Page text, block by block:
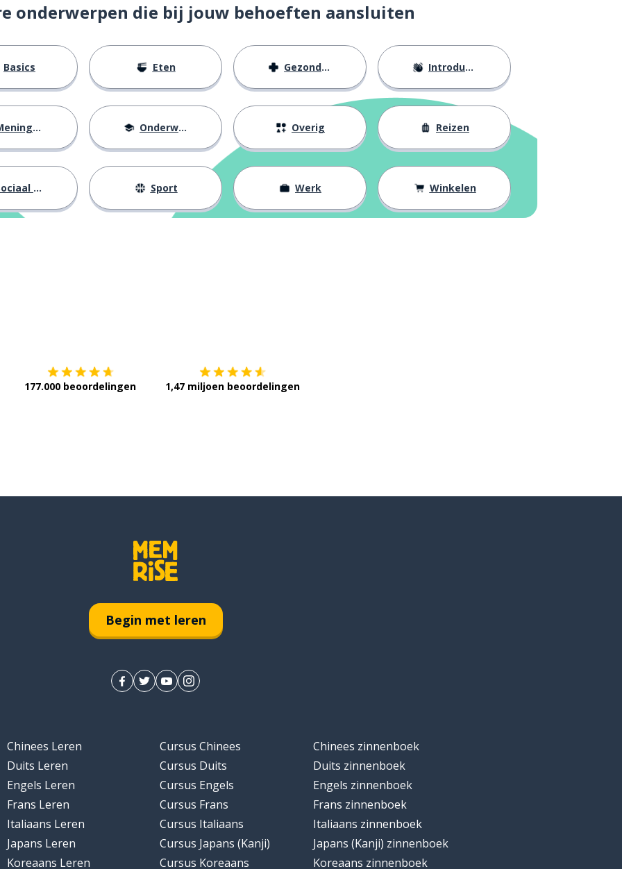
komen
onderwerpen die bij jouw behoeften aansluiten
Basics Eten Gezondheid Introducties
Onderwijs Overig Reizen
leven Sport Werk Winkelen
177.000 beoordelingen 1,47 miljoen beoordelingen
Begin met leren
Chinees Leren
Duits Leren
Engels Leren
Frans Leren
Italiaans Leren
Japans Leren
Koreaans Leren
Cursus Chinees
Cursus Duits
Cursus Engels
Cursus Frans
Cursus Italiaans
Cursus Japans (Kanji)
Cursus Koreaans
Chinees zinnenboek
Duits zinnenboek
Engels zinnenboek
Frans zinnenboek
Italiaans zinnenboek
Japans (Kanji) zinnenboek
Koreaans zinnenboek